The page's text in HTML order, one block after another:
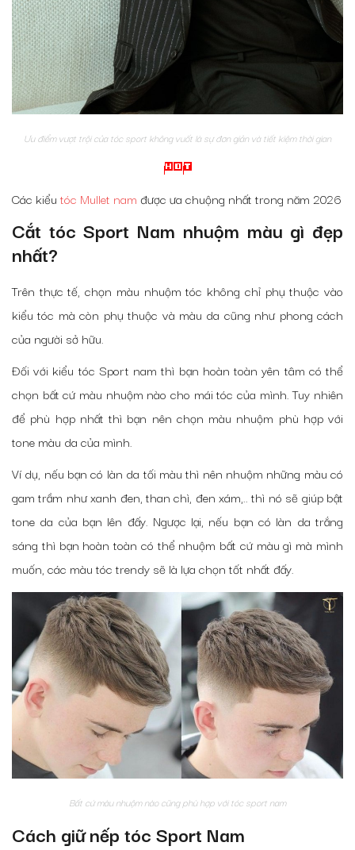
Ưu điểm vượt trội của tóc sport không vuốt là sự đơn giản và tiết kiệm thời gian
Các kiểu tóc Mullet nam được ưa chuộng nhất trong năm 2026
Cắt tóc Sport Nam nhuộm màu gì đẹp
nhất?
Trên thực tế, chọn màu nhuộm tóc không chỉ phụ thuộc vào
kiểu tóc mà còn phụ thuộc và màu da cũng như phong cách
của người sở hữu.
Đối với kiểu tóc Sport nam thì bạn hoàn toàn yên tâm có thể
chọn bất cứ màu nhuộm nào cho mái tóc của mình. Tuy nhiên
để phù hợp nhất thì bạn nên chọn màu nhuộm phù hợp với
tone màu da của mình.
Ví dụ, nếu bạn có làn da tối màu thì nên nhuộm những màu có
gam trầm như xanh đen, than chì, đen xám,.. thì nó sẽ giúp bật
tone da của bạn lên đấy. Ngược lại, nếu bạn có làn da trắng
sáng thì bạn hoàn toàn có thể nhuộm bất cứ màu gì mà mình
muốn, các màu tóc trendy sẽ là lựa chọn tốt nhất đấy.
Bất cứ màu nhuộm nào cũng phù hợp với tóc sport nam
Cách giữ nếp tóc Sport Nam